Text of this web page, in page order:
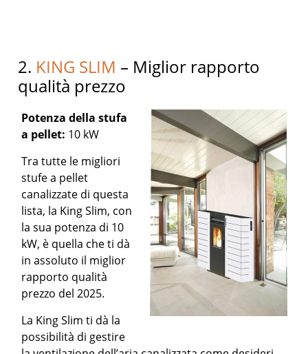
2. KING SLIM – Miglior rapporto
qualità prezzo
Potenza della stufa
a pellet: 10 kW
Tra tutte le migliori
stufe a pellet
canalizzate di questa
lista, la King Slim, con
la sua potenza di 10
kW, è quella che ti dà
in assoluto il miglior
rapporto qualità
prezzo del 2025.
La King Slim ti dà la
possibilità di gestire